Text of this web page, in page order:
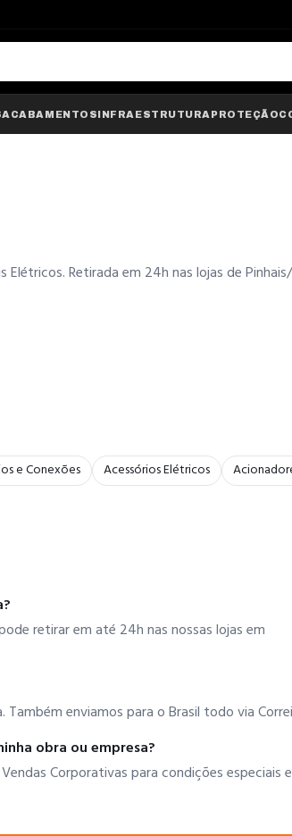
ACABAMENTOSINFRAESTRUTURA PROTEÇÃO
Retirada em 24h nas lojas de
e Conexões Acessórios Elétricos
retirar em até 24h nas nossas lojas em
enviamos para o Brasil todo via
obra ou empresa?
Corporativas para condições especiais